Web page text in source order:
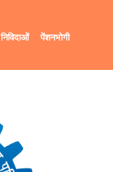
निविदाओं पेंशनभोगी